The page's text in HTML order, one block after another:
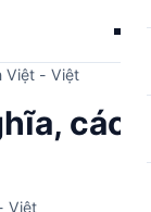
Việt - Việt
cách
Việt